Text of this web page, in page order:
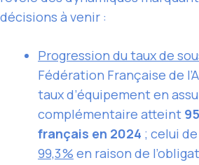
décisions à venir :
Progression du taux de
Fédération Française de
taux d’équipement en
complémentaire atteint
français en 2024 ; celui
99,3 % en raison de